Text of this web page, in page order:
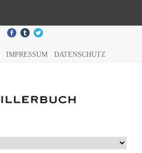
IMPRESSUM DATENSCHUTZ